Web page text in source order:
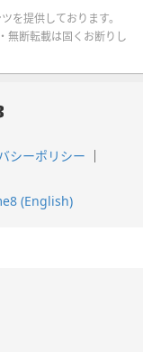
を提供しております。
無断転載は固くお断りし
シーポリシー
(English)